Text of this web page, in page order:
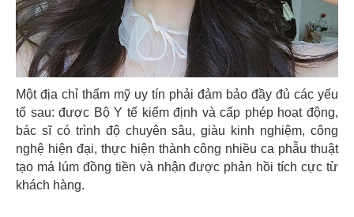
Một địa chỉ thẩm mỹ uy tín phải đảm bảo đầy đủ các yếu
tố sau: được Bộ Y tế kiểm định và cấp phép hoạt động,
bác sĩ có trình độ chuyên sâu, giàu kinh nghiệm, công
nghệ hiện đại, thực hiện thành công nhiều ca phẫu thuật
tạo má lúm đồng tiền và nhận được phản hồi tích cực từ
khách hàng.